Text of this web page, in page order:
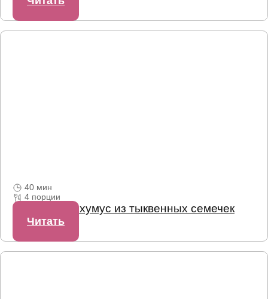
40 мин
4 порции
Как сделать хумус из тыквенных семечек
Читать